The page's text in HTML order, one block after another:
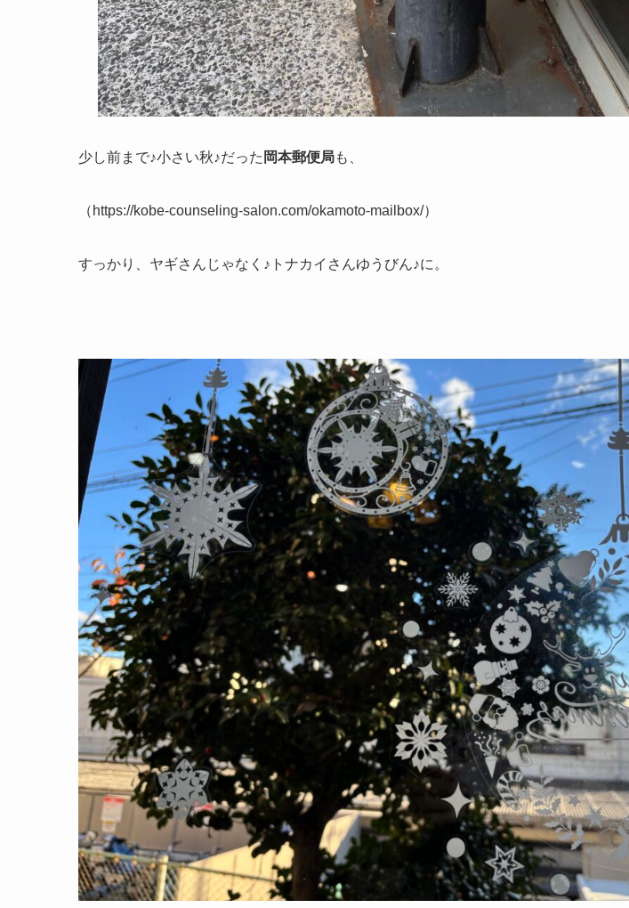
少し前まで♪小さい秋♪だった 岡本郵便局も、
（https://kobe-counseling-salon.com/okamoto-mailbox/）
すっかり、ヤギさんじゃなく♪トナカイさんゆうびん♪に。